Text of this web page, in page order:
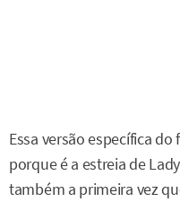
Essa versão específica
porque é a estreia de
também a primeira vez